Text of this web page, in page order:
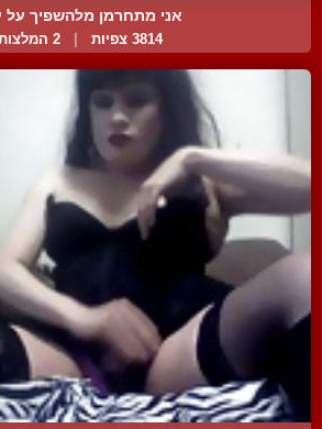
אני מתחרמן מלהשפיך על
3814 צפיות 2 המלצות